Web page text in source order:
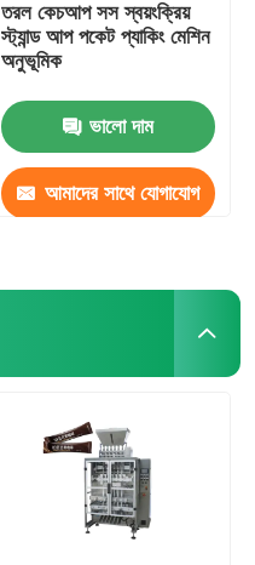
তরল কেচআপ সস স্বয়ংক্রিয়
স্ট্যান্ড আপ পকেট প্যাকিং মেশিন
অনুভূমিক
ভালো দাম
আমাদের সাথে যোগাযোগ